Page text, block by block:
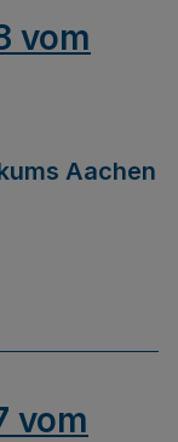
vom
Aachen
vom